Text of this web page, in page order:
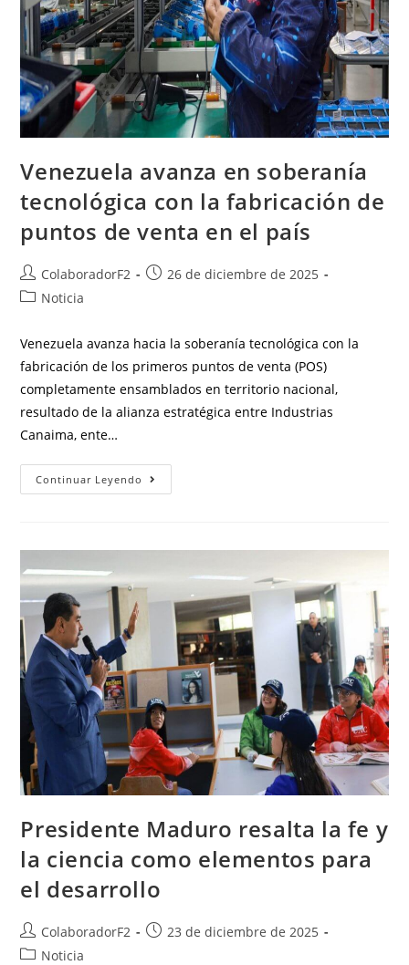
Venezuela avanza en soberanía
tecnológica con la fabricación de
puntos de venta en el país
ColaboradorF2
26 de diciembre de 2025
Noticia
Venezuela avanza hacia la soberanía tecnológica con la
fabricación de los primeros puntos de venta (POS)
completamente ensamblados en territorio nacional,
resultado de la alianza estratégica entre Industrias
Canaima, ente…
Continuar Leyendo
Presidente Maduro resalta la fe y
la ciencia como elementos para
el desarrollo
ColaboradorF2
23 de diciembre de 2025
Noticia